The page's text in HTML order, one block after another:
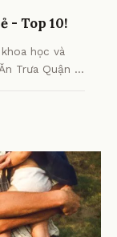
- Top 10!
học và
Trưa Quận 1